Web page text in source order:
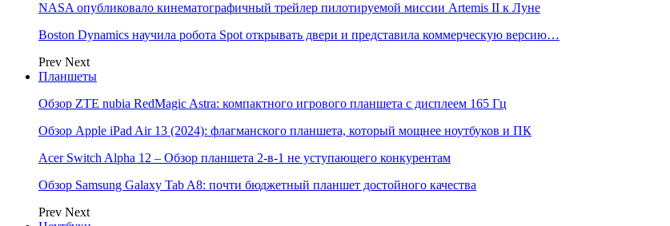
NASA опубликовало кинематографичный трейлер пилотируемой миссии Artemis II к Луне
Boston Dynamics научила робота Spot открывать двери и представила коммерческую версию…
Prev Next
Планшеты
Обзор ZTE nubia RedMagic Astra: компактного игрового планшета с дисплеем 165 Гц
Обзор Apple iPad Air 13 (2024): флагманского планшета, который мощнее ноутбуков и ПК
Acer Switch Alpha 12 – Обзор планшета 2-в-1 не уступающего конкурентам
Обзор Samsung Galaxy Tab A8: почти бюджетный планшет достойного качества
Prev Next